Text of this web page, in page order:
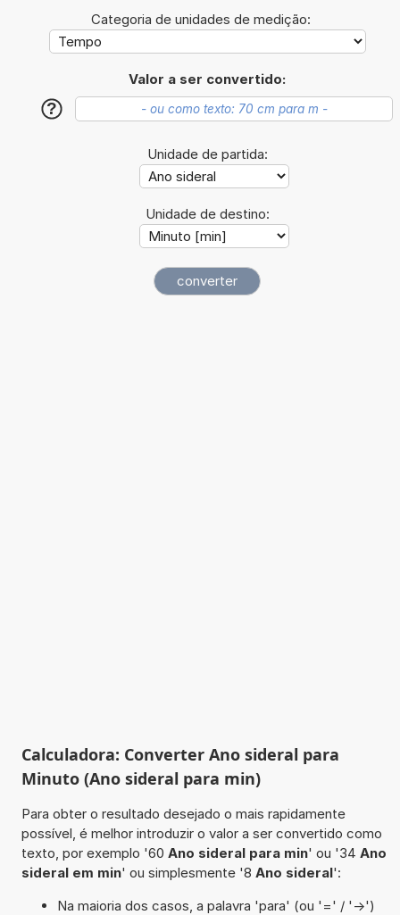
Categoria de unidades de medição:
Valor a ser convertido:
?
Unidade de partida:
Unidade de destino:
Calculadora: Converter Ano sideral para
Minuto (Ano sideral para min)
Para obter o resultado desejado o mais rapidamente
possível, é melhor introduzir o valor a ser convertido como
texto, por exemplo '60 Ano sideral para min' ou '34 Ano
sideral em min' ou simplesmente '8 Ano sideral':
Na maioria dos casos, a palavra 'para' (ou '=' / '->')